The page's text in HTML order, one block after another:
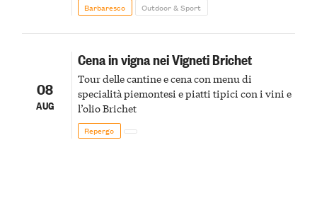
Barbaresco Outdoor & Sport
08
AUG
Cena in vigna nei Vigneti Brichet
Tour delle cantine e cena con menu di
specialità piemontesi e piatti tipici con i vini e
l’olio Brichet
Repergo